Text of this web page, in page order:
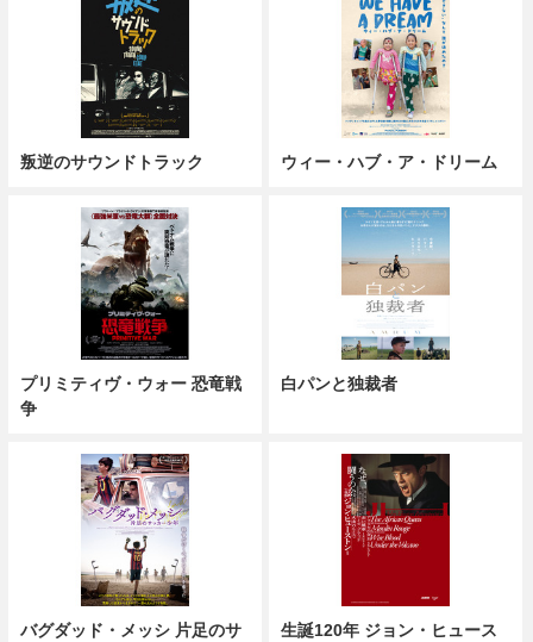
叛逆のサウンドトラック ウィー・ハブ・ア・ドリーム
プリミティヴ・ウォー 恐竜戦
争
白パンと独裁者
バグダッド・メッシ 片足のサ
生誕120年 ジョン・ヒュース